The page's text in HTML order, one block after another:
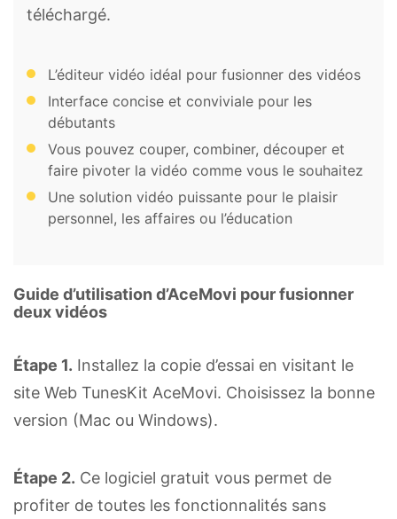
téléchargé.
L’éditeur vidéo idéal pour fusionner des vidéos
Interface concise et conviviale pour les
débutants
Vous pouvez couper, combiner, découper et
faire pivoter la vidéo comme vous le souhaitez
Une solution vidéo puissante pour le plaisir
personnel, les affaires ou l’éducation
Guide d’utilisation d’AceMovi pour fusionner
deux vidéos
Étape 1. Installez la copie d’essai en visitant le
site Web TunesKit AceMovi. Choisissez la bonne
version (Mac ou Windows).
Étape 2. Ce logiciel gratuit vous permet de
profiter de toutes les fonctionnalités sans